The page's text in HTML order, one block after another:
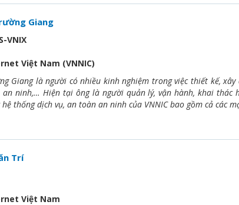
Giang
VNIX
Việt Nam (VNNIC)
Giang là người có nhiều kinh nghiệm trong việc thiết kế,
ninh,… Hiện tại ông là người quản lý, vận hành, khai thác
hệ thống dịch vụ, an toàn an ninh của VNNIC bao gồm cả các
Trí
Việt Nam